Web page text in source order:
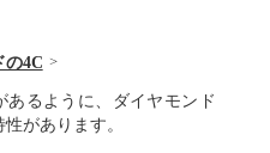
の4C
あるように、ダイヤモンド
があります。